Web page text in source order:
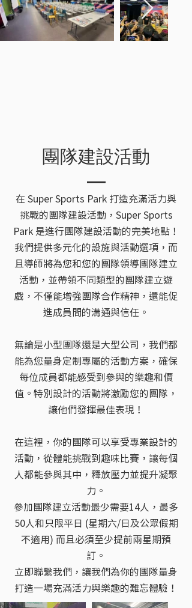
團隊建設活動
在 Super Sports Park 打造充滿活力與
挑戰的團隊建設活動，Super Sports
Park 是進行團隊建設活動的完美地點！
我們提供多元化的設施與活動選項，而
且導師將為您和您的團隊領導團隊建立
活動，並帶領不同類型的團隊建立遊
戲，不僅能增強團隊合作精神，還能促
進成員間的溝通與信任。
無論是小型團隊還是大型公司，我們都
能為您量身定制專屬的活動方案，確保
每位成員都能感受到參與的樂趣和價
值。特別設計的活動將激勵您的團隊，
讓他們發揮最佳表現！
在這裡，你的團隊可以享受專業設計的
活動，從體能挑戰到趣味比賽，讓每個
人都能參與其中，釋放壓力並提升凝聚
力。
參加團隊建立活動最少需要14人，最多
50人和只限平日 (星期六/日及公眾假期
不適用) 而且必須至少提前兩星期預
訂。
立即聯繫我們，讓我們為你的團隊量身
打造一場充滿活力與樂趣的難忘體驗！